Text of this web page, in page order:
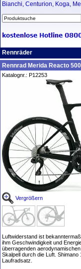
Bianchi, Centurion, Koga,
Rennräder
Rennrad Merida Reacto
Katalognr.: P12253
Vergrößern
Luftwiderstand ist
ihm Geschwindigkeit und
überragenden
Skalpell durch die Luft. Shimano
Laufradsatz.